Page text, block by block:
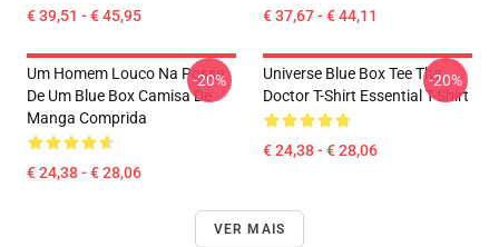
€ 39,51 - € 45,95 € 37,67 - € 44,11
Um Homem Louco Na Posse
De Um Blue Box Camisa De
Manga Comprida
€ 24,38 - € 28,06
-20%
Universe Blue Box Tee The
Doctor T-Shirt Essential T-Shirt
€ 24,38 - € 28,06
-20%
VER MAIS